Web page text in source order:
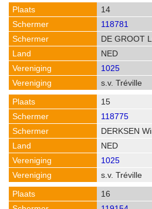
14
118781
DE GROOT
NED
1025
s.v. Tréville
15
118775
DERKSEN
NED
1025
s.v. Tréville
16